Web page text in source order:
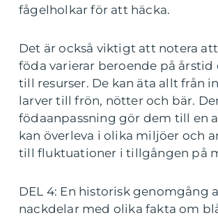
fågelholkar för att häcka.
Det är också viktigt att notera
föda varierar beroende på
till resurser. De kan äta allt från
larver till frön, nötter och bär.
födaanpassning gör dem till en
kan överleva i olika miljöer och
till fluktuationer i tillgången på
DEL 4: En historisk genomgång
nackdelar med olika fakta om